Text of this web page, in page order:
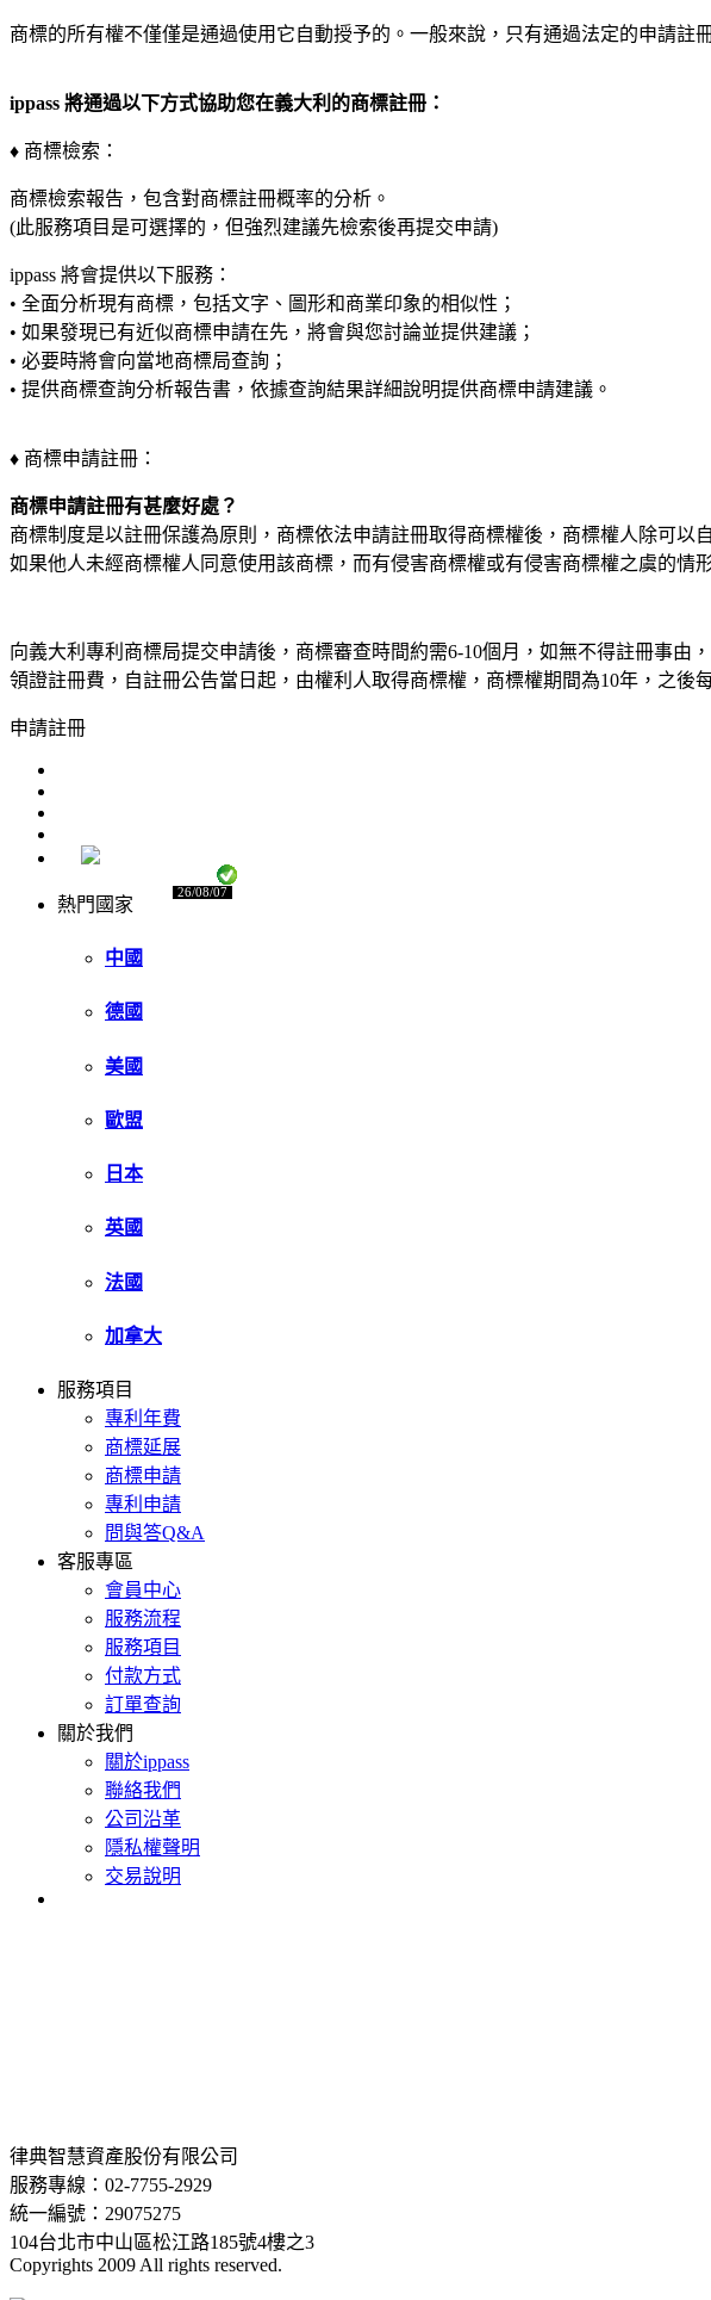
商標的所有權不僅僅是通過使用它自動授予的。一般來說，只有通過法定的申請註
ippass 將通過以下方式協助您在義大利的商標註冊：
♦ 商標檢索：
商標檢索報告，包含對商標註冊概率的分析。
(此服務項目是可選擇的，但強烈建議先檢索後再提交申請)
ippass 將會提供以下服務：
• 全面分析現有商標，包括文字、圖形和商業印象的相似性；
• 如果發現已有近似商標申請在先，將會與您討論並提供建議；
• 必要時將會向當地商標局查詢；
• 提供商標查詢分析報告書，依據查詢結果詳細說明提供商標申請建議。
♦ 商標申請註冊：
商標申請註冊有甚麼好處？
商標制度是以註冊保護為原則，商標依法申請註冊取得商標權後，商標權人除可
如果他人未經商標權人同意使用該商標，而有侵害商標權或有侵害商標權之虞的
向義大利專利商標局提交申請後，商標審查時間約需6-10個月，如無不得註冊事
領證註冊費，自註冊公告當日起，由權利人取得商標權，商標權期間為10年，之後
申請註冊
26/08/07
熱門國家
中國
德國
美國
歐盟
日本
英國
法國
加拿大
服務項目
專利年費
商標延展
商標申請
專利申請
問與答Q&A
客服專區
會員中心
服務流程
服務項目
付款方式
訂單查詢
關於我們
關於ippass
聯絡我們
公司沿革
隱私權聲明
交易說明
律典智慧資產股份有限公司
服務專線：02-7755-2929
統一編號：29075275
104台北市中山區松江路185號4樓之3
Copyrights 2009 All rights reserved.